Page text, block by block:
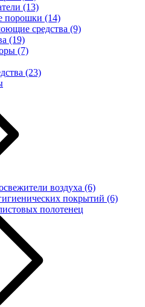
(13)
порошки (14)
средства (9)
(19)
(7)
(23)
воздуха (6)
покрытий (6)
полотенец